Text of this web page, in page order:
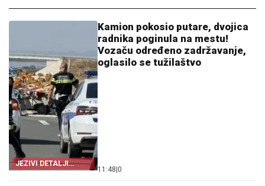
JEZIVI DETALJI
TRAGEDIJE
Kamion pokosio putare, dvojica
radnika poginula na mestu!
Vozaču određeno zadržavanje,
oglasilo se tužilaštvo
11:48 0